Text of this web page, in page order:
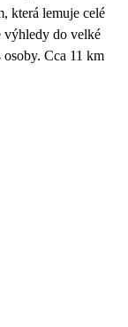
která lemuje celé
výhledy do velké
Cca 11 km